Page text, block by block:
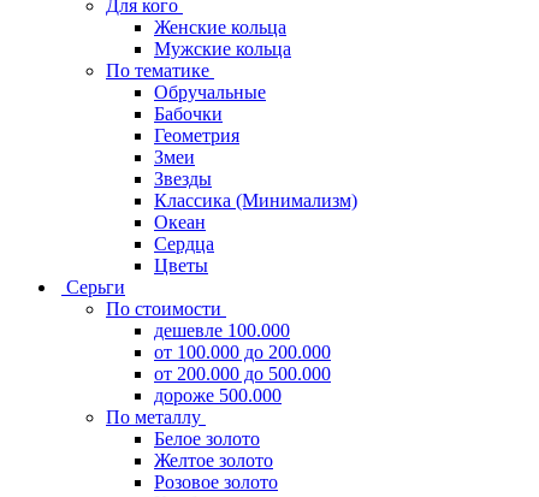
Для кого
Женские кольца
Мужские кольца
По тематике
Обручальные
Бабочки
Геометрия
Змеи
Звезды
Классика (Минимализм)
Океан
Сердца
Цветы
Серьги
По стоимости
дешевле 100.000
от 100.000 до 200.000
от 200.000 до 500.000
дороже 500.000
По металлу
Белое золото
Желтое золото
Розовое золото